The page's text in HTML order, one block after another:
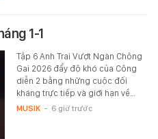
1-1
Tập 6 Anh Trai Vượt Ngàn Chông
Gai 2026 đẩy độ khó của Công
diễn 2 bằng những cuộc đối
kháng trực tiếp và giới hạn về…
MUSIK - 6 giờ trước